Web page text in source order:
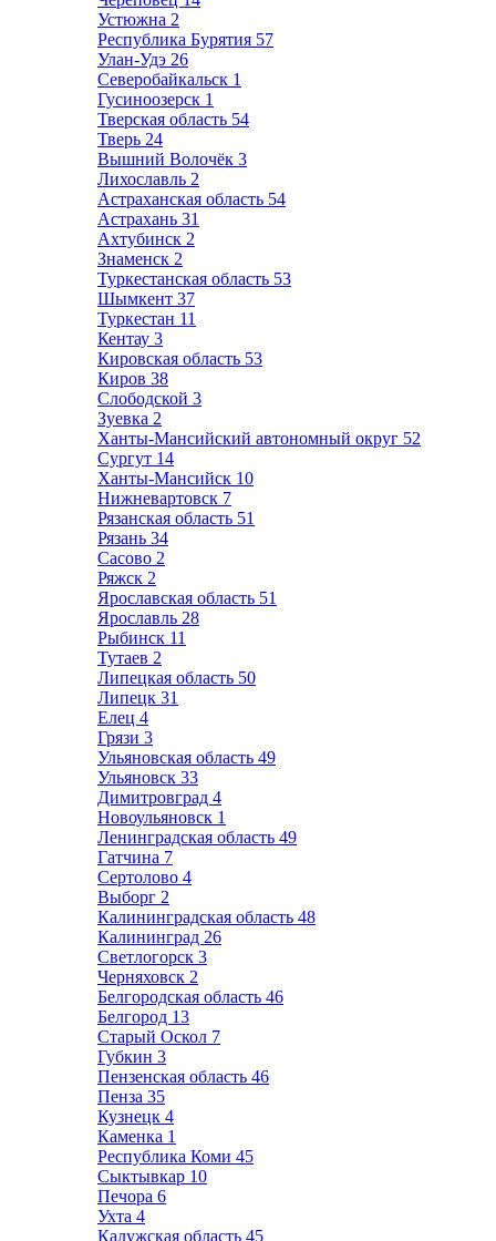
Устюжна 2
Республика Бурятия 57
Улан-Удэ 26
Северобайкальск 1
Гусиноозерск 1
Тверская область 54
Тверь 24
Вышний Волочёк 3
Лихославль 2
Астраханская область 54
Астрахань 31
Ахтубинск 2
Знаменск 2
Туркестанская область 53
Шымкент 37
Туркестан 11
Кентау 3
Кировская область 53
Киров 38
Слободской 3
Зуевка 2
Ханты-Мансийский автономный округ 52
Сургут 14
Ханты-Мансийск 10
Нижневартовск 7
Рязанская область 51
Рязань 34
Сасово 2
Ряжск 2
Ярославская область 51
Ярославль 28
Рыбинск 11
Тутаев 2
Липецкая область 50
Липецк 31
Елец 4
Грязи 3
Ульяновская область 49
Ульяновск 33
Димитровград 4
Новоульяновск 1
Ленинградская область 49
Гатчина 7
Сертолово 4
Выборг 2
Калининградская область 48
Калининград 26
Светлогорск 3
Черняховск 2
Белгородская область 46
Белгород 13
Старый Оскол 7
Губкин 3
Пензенская область 46
Пенза 35
Кузнецк 4
Каменка 1
Республика Коми 45
Сыктывкар 10
Печора 6
Ухта 4
Калужская область 45